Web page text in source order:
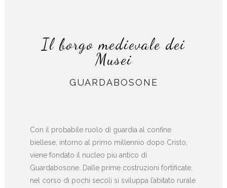
Il borgo medievale dei
Musei
GUARDABOSONE
Con il probabile ruolo di guardia al confine
biellese, intorno al primo millennio dopo Cristo,
viene fondato il nucleo più antico di
Guardabosone. Dalle prime costruzioni fortificate,
nel corso di pochi secoli si sviluppa l’abitato rurale